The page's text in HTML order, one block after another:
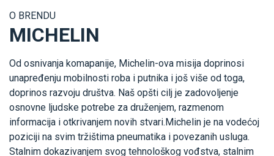
O BRENDU
MICHELIN
Od osnivanja komapanije, Michelin-ova misija doprinosi
unapređenju mobilnosti roba i putnika i još više od toga,
doprinos razvoju društva. Naš opšti cilj je zadovoljenje
osnovne ljudske potrebe za druženjem, razmenom
informacija i otkrivanjem novih stvari.Michelin je na vodećoj
poziciji na svim tržištima pneumatika i povezanih usluga.
Stalnim dokazivanjem svog tehnološkog vođstva, stalnim